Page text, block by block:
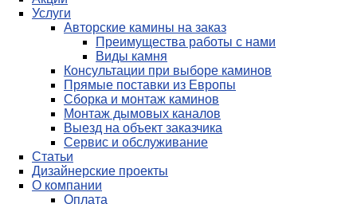
Услуги
Авторские камины на заказ
Преимущества работы с нами
Виды камня
Консультации при выборе каминов
Прямые поставки из Европы
Сборка и монтаж каминов
Монтаж дымовых каналов
Выезд на объект заказчика
Сервис и обслуживание
Статьи
Дизайнерские проекты
О компании
Оплата